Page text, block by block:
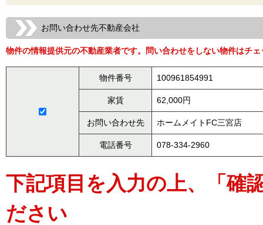
お問い合わせ先不動産会社
物件の情報提供元の不動産業者です。問い合わせをしない物件はチ
物件番号 100961854991
家賃 62,000円
お問い合わせ先 ホームメイトFC三宮店
電話番号 078-334-2960
下記項目を入力の上、「確
ださい